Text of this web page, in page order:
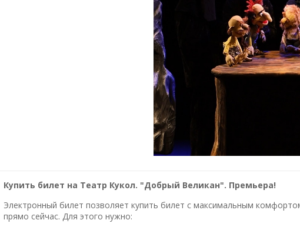
Купить билет на Театр Кукол. "Добрый Великан". Премьера!
Электронный билет позволяет купить билет с максимальным
прямо сейчас. Для этого нужно: